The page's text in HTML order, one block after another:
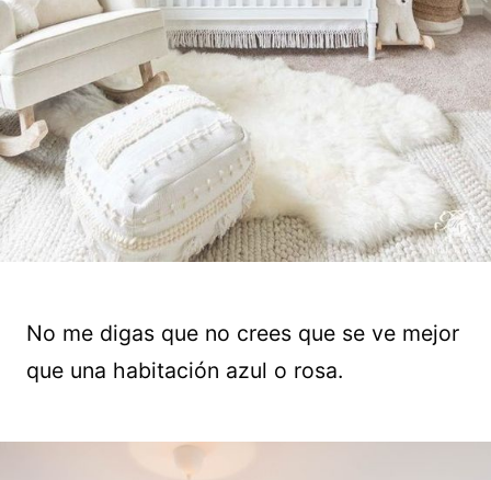
No me digas que no crees que se ve mejor
que una habitación azul o rosa.